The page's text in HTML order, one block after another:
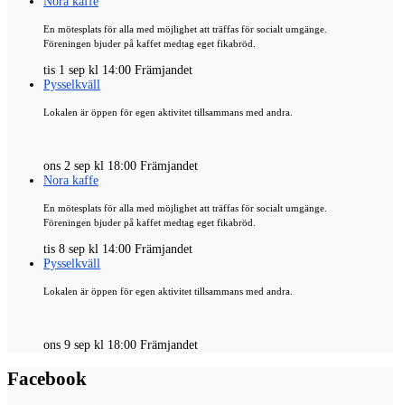
En mötesplats för alla med möjlighet att träffas för socialt umgänge.
Föreningen bjuder på kaffet medtag eget fikabröd.
tis 1 sep kl 14:00 Främjandet
Pysselkväll
Lokalen är öppen för egen aktivitet tillsammans med andra.
ons 2 sep kl 18:00 Främjandet
Nora kaffe
En mötesplats för alla med möjlighet att träffas för socialt umgänge.
Föreningen bjuder på kaffet medtag eget fikabröd.
tis 8 sep kl 14:00 Främjandet
Pysselkväll
Lokalen är öppen för egen aktivitet tillsammans med andra.
ons 9 sep kl 18:00 Främjandet
Facebook